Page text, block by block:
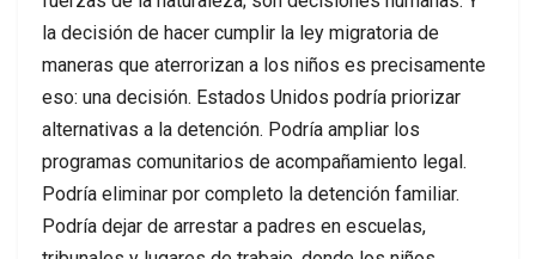
la decisión de hacer cumplir la ley migratoria de
maneras que aterrorizan a los niños es precisamente
eso: una decisión. Estados Unidos podría priorizar
alternativas a la detención. Podría ampliar los
programas comunitarios de acompañamiento legal.
Podría eliminar por completo la detención familiar.
Podría dejar de arrestar a padres en escuelas,